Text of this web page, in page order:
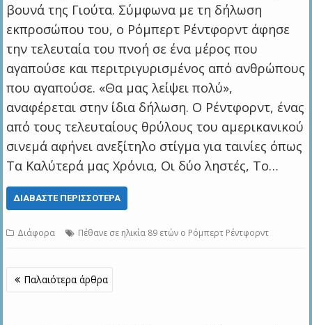
βουνά της Γιούτα. Σύμφωνα με τη δήλωση
εκπροσώπου του, ο Ρόμπερτ Ρέντφορντ άφησε
την τελευταία του πνοή σε ένα μέρος που
αγαπούσε και περιτριγυρισμένος από ανθρώπους
που αγαπούσε. «Θα μας λείψει πολύ»,
αναφέρεται στην ίδια δήλωση. Ο Ρέντφορντ, ένας
από τους τελευταίους θρύλους του αμερικανικού
σινεμά αφήνει ανεξίτηλο στίγμα για ταινίες όπως
Τα Καλύτερά μας Χρόνια, Οι δύο ληστές, Το…
ΔΙΑΒΆΣΤΕ ΠΕΡΙΣΣΌΤΕΡΑ
Διάφορα Πέθανε σε ηλικία 89 ετών ο Ρόμπερτ Ρέντφορντ
Πλοήγηση
άρθρων
Παλαιότερα άρθρα